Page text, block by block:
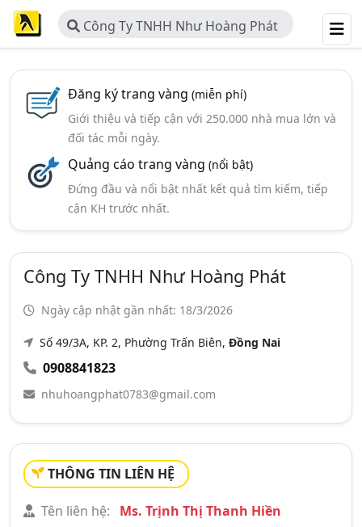
Công Ty TNHH Như Hoàng Phát
Đăng ký trang vàng (miễn phí)
Giới thiệu và tiếp cận với 250.000 nhà mua lớn và
đối tác mỗi ngày.
Quảng cáo trang vàng (nổi bật)
Đứng đầu và nổi bật nhất kết quả tìm kiếm, tiếp
cận KH trước nhất.
Công Ty TNHH Như Hoàng Phát
Ngày cập nhật gần nhất: 18/3/2026
Số 49/3A, KP. 2, Phường Trấn Biên, Đồng Nai
0908841823
nhuhoangphat0783@gmail.com
THÔNG TIN LIÊN HỆ
Tên liên hệ:
Ms. Trịnh Thị Thanh Hiền